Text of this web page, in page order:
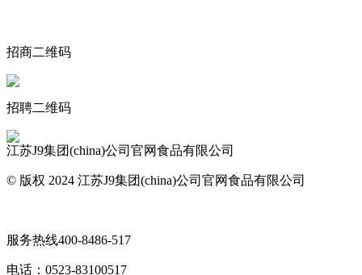
招商二维码
招聘二维码
江苏J9集团(china)公司官网食品有限公司
© 版权 2024 江苏J9集团(china)公司官网食品有限公司
服务热线400-8486-517
电话： 0523-83100517